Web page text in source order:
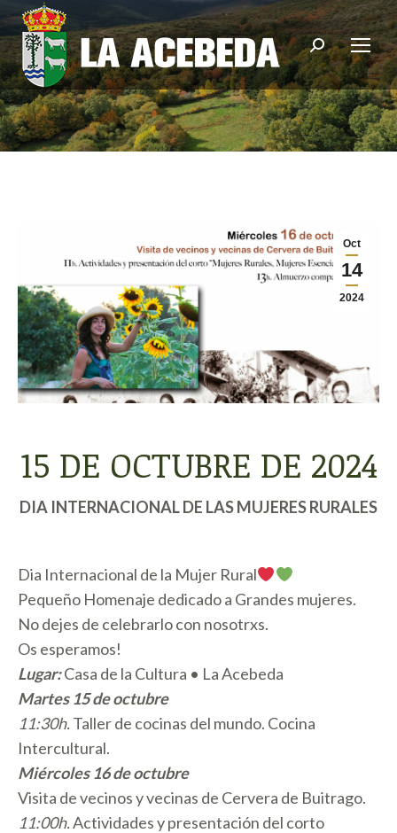
Buscar:
Oct
14
2024
15 DE OCTUBRE DE 2024
DIA INTERNACIONAL DE LAS MUJERES RURALES
Dia Internacional de la Mujer Rural
Pequeño Homenaje dedicado a Grandes mujeres.
No dejes de celebrarlo con nosotrxs.
Os esperamos!
Lugar:Casa de la Cultura • La Acebeda
Martes 15 de octubre
11:30h.Taller de cocinas del mundo. Cocina
Intercultural.
Miércoles 16 de octubre
Visita de vecinos y vecinas de Cervera de Buitrago.
11:00h.Actividades y presentación del corto